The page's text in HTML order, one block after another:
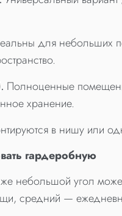
для небольших
Полноценные
хранение.
в нишу или
гардеробную
небольшой угол
средний —